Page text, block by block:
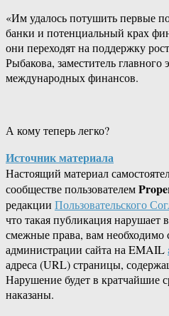
«Им удалось потушить первые
банки и потенциальный крах
они переходят на поддержку
Рыбакова, заместитель
международных финансов.
А кому теперь легко?
Источник материала
Настоящий материал
сообществе пользователем
редакции Пользовательского
что такая публикация нарушает
смежные права, вам необходимо
администрации сайта на EMAIL
адреса (URL) страницы,
Нарушение будет в кратчайшие
наказаны.